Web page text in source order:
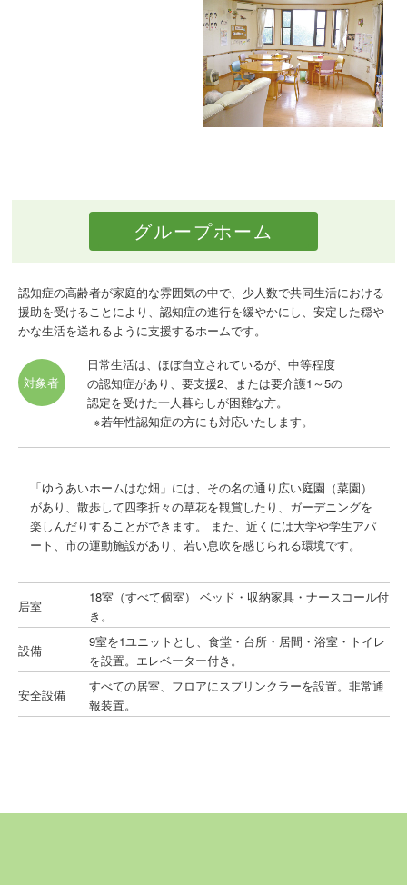
グループホーム
認知症の高齢者が家庭的な雰囲気の中で、少人数で共同生活における
援助を受けることにより、認知症の進行を緩やかにし、安定した穏や
かな生活を送れるように支援するホームです。
対象者
日常生活は、ほぼ自立されているが、中等程度
の認知症があり、要支援2、または要介護1～5の
認定を受けた一人暮らしが困難な方。
※若年性認知症の方にも対応いたします。
「ゆうあいホームはな畑」には、その名の通り広い庭園（菜園）
があり、散歩して四季折々の草花を観賞したり、ガーデニングを
楽しんだりすることができます。 また、近くには大学や学生アパ
ート、市の運動施設があり、若い息吹を感じられる環境です。
居室
18室（すべて個室） ベッド・収納家具・ナースコール付
き。
設備
9室を1ユニットとし、食堂・台所・居間・浴室・トイレ
を設置。エレベーター付き。
安全設備
すべての居室、フロアにスプリンクラーを設置。非常通
報装置。